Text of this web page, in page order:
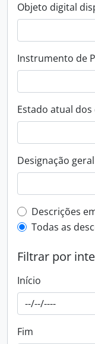
Objeto digital
Instrumento de
Estado atual
Designação
Filtro de
Descrições
Todas as
Filtrar por
Início
Fim